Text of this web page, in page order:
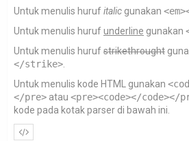
Untuk menulis hurufitalic gunakan
Untuk menulis hurufunderline gunakan
Untuk menulis hurufstrikethrought
</strike>
Untuk menulis kode HTML gunakan
</pre> atau <pre><code></code></
kode pada kotak parser di bawah ini.